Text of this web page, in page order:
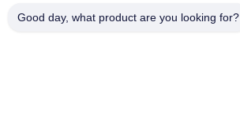
Τηλέφωνο
Good day, what product are you looking for?